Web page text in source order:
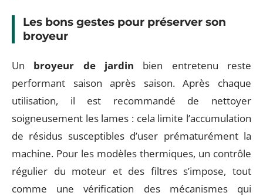
Les bons gestes pour préserver son
broyeur
Un broyeur de jardin bien entretenu reste
performant saison après saison. Après chaque
utilisation, il est recommandé de nettoyer
soigneusement les lames : cela limite l’accumulation
de résidus susceptibles d’user prématurément la
machine. Pour les modèles thermiques, un contrôle
régulier du moteur et des filtres s’impose, tout
comme une vérification des mécanismes qui